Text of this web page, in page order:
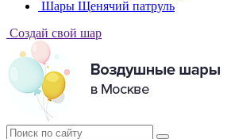
Шары Щенячий патруль
Создай свой шар